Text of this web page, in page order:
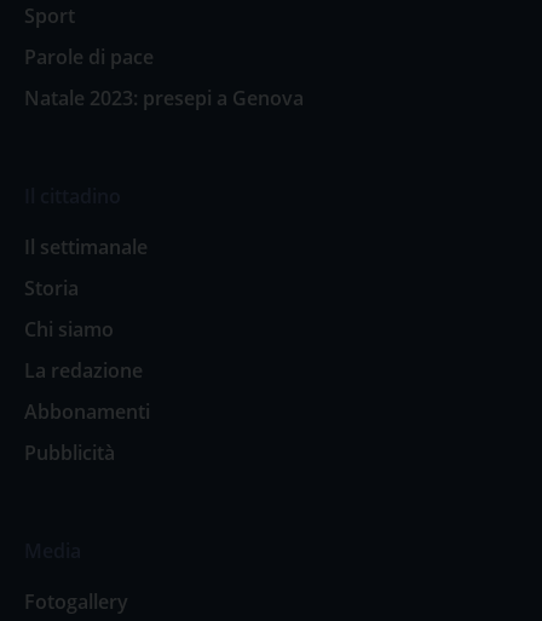
Sport
Parole di pace
Natale 2023: presepi a Genova
Il settimanale
Storia
Chi siamo
La redazione
Abbonamenti
Pubblicità
Fotogallery